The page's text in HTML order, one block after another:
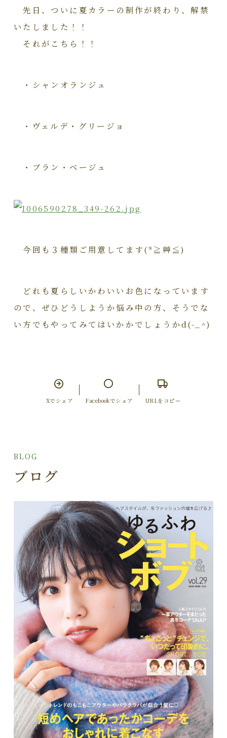
先日、ついに夏カラーの制作が終わり、解禁
いたしました！！
それがこちら！！
・シャンオランジュ
・ヴェルデ・グリージョ
・ブラン・ベージュ
今回も３種類ご用意してます(*≧艸≦)
どれも夏らしいかわいいお色になっています
ので、ぜひどうしようか悩み中の方、そうでな
い方でもやってみてはいかかでしょうかd(-_^)
Xでシェア Facebookでシェア URLをコピー
BLOG
ブログ